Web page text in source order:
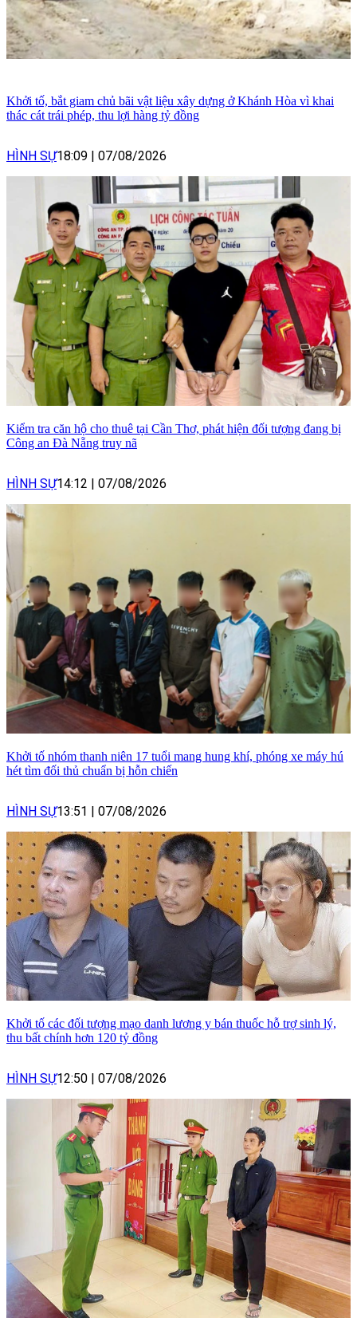
Khởi tố, bắt giam chủ bãi vật liệu xây dựng ở Khánh Hòa vì khai
thác cát trái phép, thu lợi hàng tỷ đồng
HÌNH SỰ18:09 | 07/08/2026
Kiểm tra căn hộ cho thuê tại Cần Thơ, phát hiện đối tượng đang bị
Công an Đà Nẵng truy nã
HÌNH SỰ14:12 | 07/08/2026
Khởi tố nhóm thanh niên 17 tuổi mang hung khí, phóng xe máy hú
hét tìm đối thủ chuẩn bị hỗn chiến
HÌNH SỰ13:51 | 07/08/2026
Khởi tố các đối tượng mạo danh lương y bán thuốc hỗ trợ sinh lý,
thu bất chính hơn 120 tỷ đồng
HÌNH SỰ12:50 07/08/2026